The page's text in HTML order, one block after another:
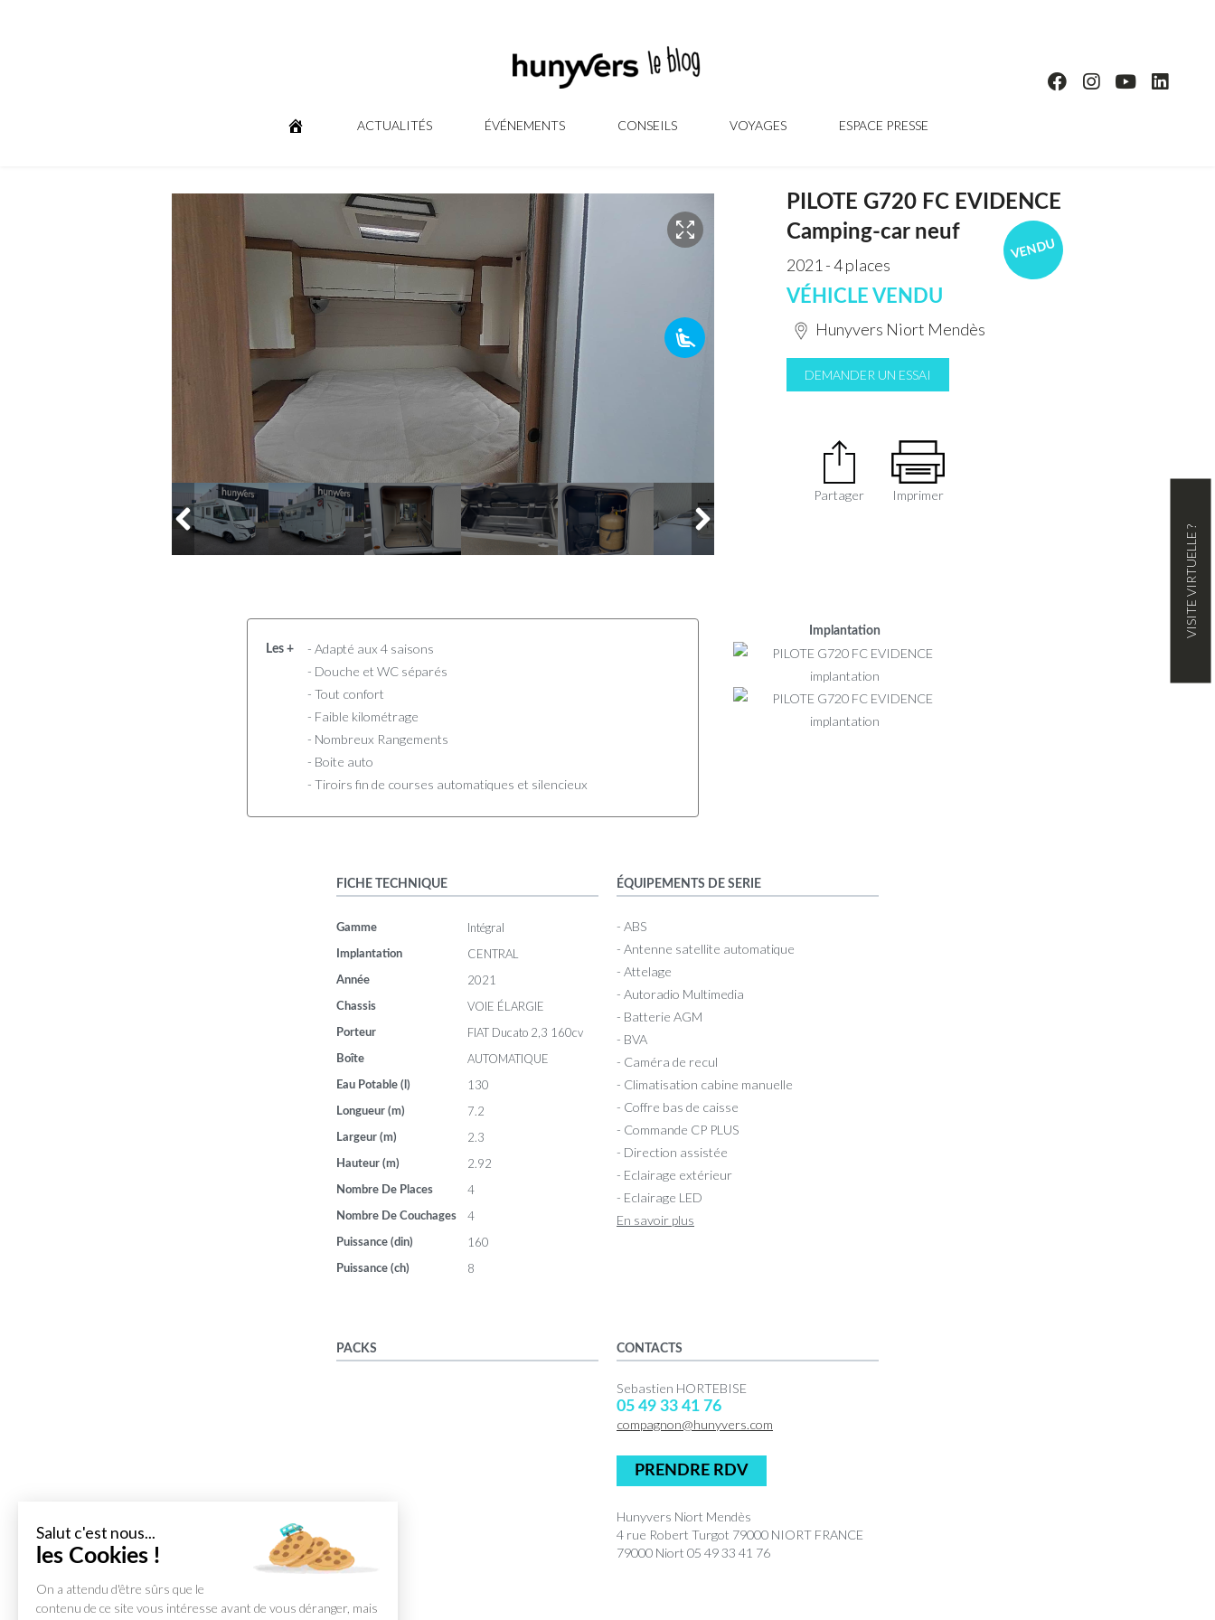
ACTUALITÉS ÉVÉNEMENTS CONSEILS VOYAGES ESPACE PRESSE
VENDU
PILOTE G720 FC EVIDENCE
Camping-car neuf
2021 - 4 places
VÉHICLE VENDU
Hunyvers Niort Mendès
DEMANDER UN ESSAI
Partager Imprimer
Les +
- Adapté aux 4 saisons
- Douche et WC séparés
- Tout confort
- Faible kilométrage
- Nombreux Rangements
- Boite auto
- Tiroirs fin de courses automatiques et silencieux
Implantation
FICHE TECHNIQUE
Gamme Intégral
Implantation CENTRAL
Année 2021
Chassis VOIE ÉLARGIE
Porteur FIAT Ducato 2,3 160cv
Boîte AUTOMATIQUE
Eau Potable (l) 130
Longueur (m) 7.2
Largeur (m) 2.3
Hauteur (m) 2.92
Nombre De Places 4
Nombre De Couchages 4
Puissance (din) 160
Puissance (ch) 8
ÉQUIPEMENTS DE SERIE
- ABS
- Antenne satellite automatique
- Attelage
- Autoradio Multimedia
- Batterie AGM
- BVA
- Caméra de recul
- Climatisation cabine manuelle
- Coffre bas de caisse
- Commande CP PLUS
- Direction assistée
- Eclairage extérieur
- Eclairage LED
En savoir plus
PACKS CONTACTS
Sebastien HORTEBISE
05 49 33 41 76
compagnon@hunyvers.com
PRENDRE RDV
Hunyvers Niort Mendès
4 rue Robert Turgot 79000 NIORT FRANCE
79000 Niort 05 49 33 41 76
VISITE VIRTUELLE ?
Salut c'est nous...
les Cookies !
On a attendu d'être sûrs que le
contenu de ce site vous intéresse avant de vous déranger, mais